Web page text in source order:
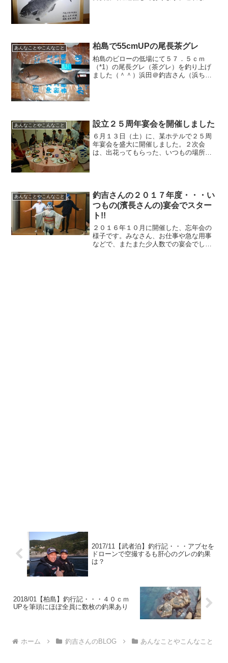
あんなことやこんなこと 柏島で55cmUPの尾長茶グレ
柏島のビローの低場にて５７．５ｃｍ
（*1）の尾長グレ（茶グレ）を釣り上げ
ました（＾＾）浜田＠釣吉さん（浜ちゃ
あんなことやこんなこと 設立２５周年宴会を開催しました
６月１３日（土）に、某ホテルで２５周
年宴会を盛大に開催しました。２次会
は、出花ってもらった、いつもの場所で
あんなことやこんなこと
釣吉さんの２０１７年度・・・い
つもの(濱長さんの)宴会でスター
ト!!
２０１６年１０月に開催した、忘年会の
様子です。みなさん、お仕事や急な用事
などで、またまた少人数での宴会でし
2017/11【武者泊】釣行記・・・アブセを
ドローンで空撮するも肝心のグレの釣果
は？
2018/01【柏島】釣行記・・・４０ｃｍ
UPを筆頭にほぼ全員に数枚の釣果あり
ホーム 釣吉さんのBLOG あんなことやこんなこと